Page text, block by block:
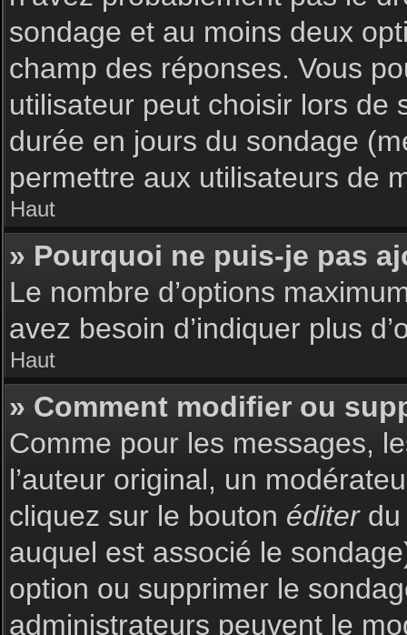
sondage et au moins deux
champ des réponses. Vous
utilisateur peut choisir lors de
durée en jours du sondage
permettre aux utilisateurs de
Haut
» Pourquoi ne puis-je pas
Le nombre d’options
avez besoin d’indiquer plus
Haut
» Comment modifier ou
Comme pour les messages,
l’auteur original, un
cliquez sur le bouton éditerdu
auquel est associé le
option ou supprimer le
administrateurs peuvent le